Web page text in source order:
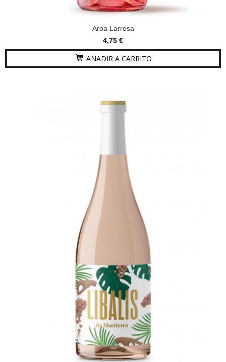
Aroa Larrosa
4,75 €
AÑADIR A CARRITO